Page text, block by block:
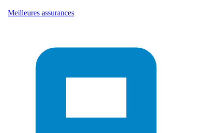
Meilleures assurances